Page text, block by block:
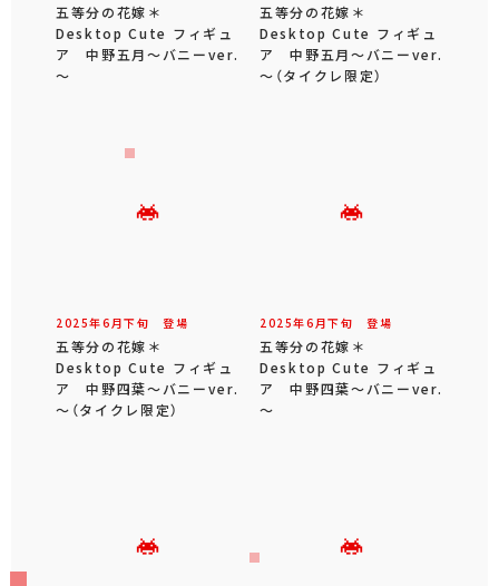
五等分の花嫁＊
Desktop Cute フィギュ
ア 中野五月～バニーver.
～
五等分の花嫁＊
Desktop Cute フィギュ
ア 中野五月～バニーver.
～（タイクレ限定）
2025年6 月下旬 登場
五等分の花嫁＊
Desktop Cute フィギュ
ア 中野四葉～バニーver.
～（タイクレ限定）
2025年6 月下旬 登場
五等分の花嫁＊
Desktop Cute フィギュ
ア 中野四葉～バニーver.
～